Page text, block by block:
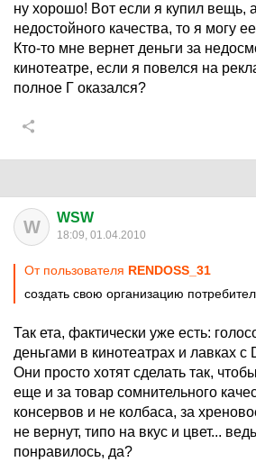
ну хорошо! Вот если я купил вещь,
недостойного качества, то я могу
Кто-то мне вернет деньги за
кинотеатре, если я повелся на
полное Г оказался?
W WSW
18:09, 01.04.2010
От пользователя RENDOSS_31
создать свою организацию
Так ета, фактически уже есть:
деньгами в кинотеатрах и лавках с
Они просто хотят сделать так,
еще и за товар сомнительного
консервов и не колбаса, за
не вернут, типо на вкус и цвет...
понравилось, да?